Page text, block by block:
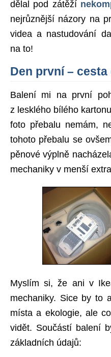
dělal pod zátěží
nejrůznější názory na
videa a nastudování
na to!
Den první – cesta
Balení mi na první
z lesklého bílého
foto přebalu nemám,
tohoto přebalu se
pěnové výplně
mechaniky v menší
Myslím si, že ani v
mechaniky. Sice by to
místa a ekologie, ale
vidět. Součástí balení
základních údajů: